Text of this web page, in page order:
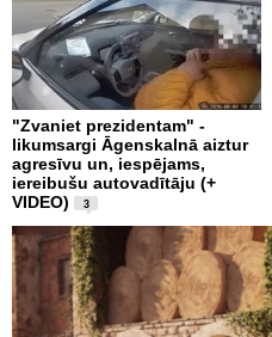
"Zvaniet prezidentam" -
likumsargi Āgenskalnā aiztur
agresīvu un, iespējams,
iereibušu autovadītāju (+
VIDEO)
3